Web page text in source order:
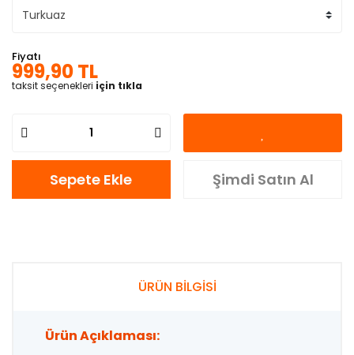
Fiyatı
999,90 TL
taksit seçenekleri için tıkla
Sepete Ekle Şimdi Satın Al
ÜRÜN BİLGİSİ
Ürün Açıklaması: